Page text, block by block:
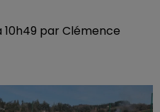
10h49 par Clémence